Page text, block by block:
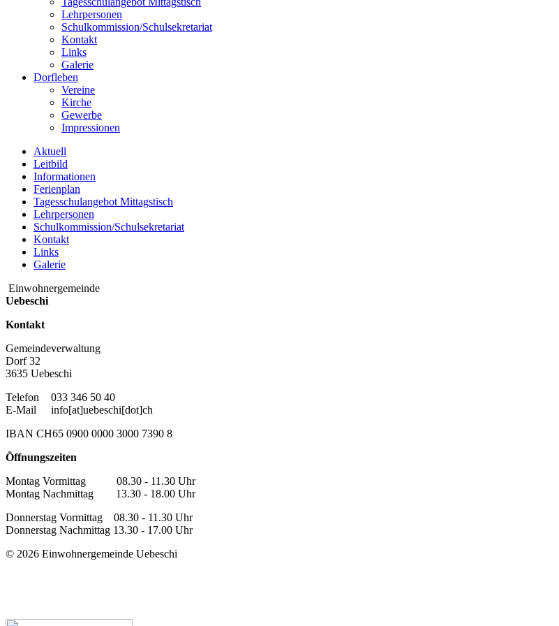
Lehrpersonen
Schulkommission/Schulsekretariat
Kontakt
Links
Galerie
Dorfleben
Vereine
Kirche
Gewerbe
Impressionen
Aktuell
Leitbild
Informationen
Ferienplan
Tagesschulangebot Mittagstisch
Lehrpersonen
Schulkommission/Schulsekretariat
Kontakt
Links
Galerie
Einwohnergemeinde
Uebeschi
Kontakt
Gemeindeverwaltung
Dorf 32
3635 Uebeschi
Telefon
033 346 50 40
E-Mail
info[at]uebeschi[dot]ch
IBAN CH65 0900 0000 3000 7390 8
Öffnungszeiten
Montag Vormittag 08.30 - 11.30 Uhr
Montag Nachmittag 13.30 - 18.00 Uhr
Donnerstag Vormittag 08.30 - 11.30 Uhr
Donnerstag Nachmittag 13.30 - 17.00 Uhr
© 2026 Einwohnergemeinde Uebeschi